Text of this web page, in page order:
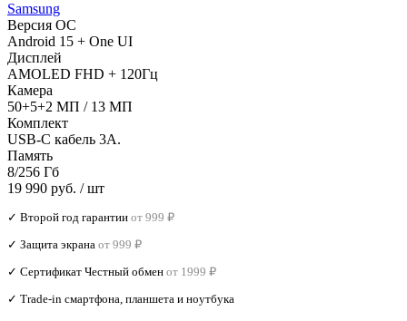
Samsung
Версия ОС
Android 15 + One UI
Дисплей
AMOLED FHD + 120Гц
Камера
50+5+2 МП / 13 МП
Комплект
USB-C кабель 3A.
Память
8/256 Гб
19 990 руб. / шт
✓ Второй год гарантии от 999 ₽
✓ Защита экрана от 999 ₽
✓ Сертификат Честный обмен от 1999 ₽
✓ Trade‑in смартфона, планшета и ноутбука